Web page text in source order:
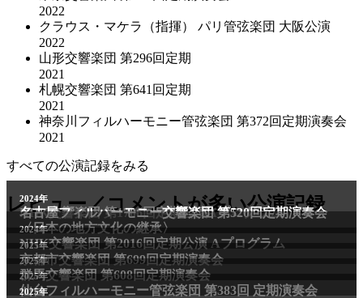
2022
クラウス・マケラ（指揮） パリ管弦楽団 大阪公演
2022
山形交響楽団 第296回定期
2021
札幌交響楽団 第641回定期
2021
神奈川フィルハーモニー管弦楽団 第372回定期演奏会
2021
すべての公演記録をみる
レビュー／コメントが多い公演記録
2011年
NHK交響楽団 第1706回定期公演Aプログラム
2024年
名古屋フィルハーモニー交響楽団 第520回定期演奏会
〈日本の地方文化の継承〉
2024年
NHK交響楽団 第2016回定期公演 Aプログラム
2025年
京都市交響楽団 第699回定期演奏会
2025年
群馬交響楽団 第608回定期演奏会
2025年
仙台フィルハーモニー管弦楽団 第383回 定期演奏会
2025年